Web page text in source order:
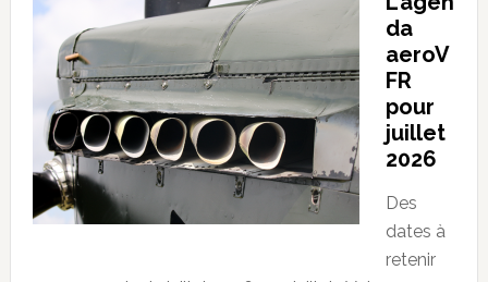
da
aeroV
FR
pour
juillet
2026
Des
dates à
retenir